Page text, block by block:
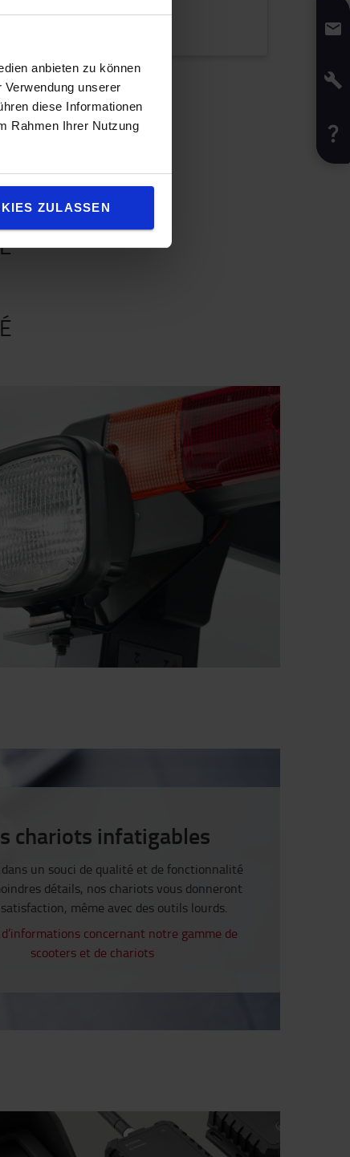
anbieten zu können
unserer
diese Informationen
Rahmen Ihrer Nutzung
ZULASSEN
chariots infatigables
un souci de qualité et de fonctionnalité
détails, nos chariots vous donneront
même avec des outils lourds.
concernant notre gamme de
scooters et de chariots